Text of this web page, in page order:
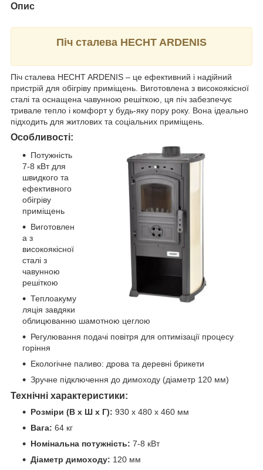
Опис
Піч сталева HECHT ARDENIS
Піч сталева HECHT ARDENIS – це ефективний і надійний
пристрій для обігріву приміщень. Виготовлена з високоякісної
сталі та оснащена чавунною решіткою, ця піч забезпечує
тривале тепло і комфорт у будь-яку пору року. Вона ідеально
підходить для житлових та соціальних приміщень.
Особливості:
Потужність
7-8 кВт для
швидкого та
ефективного
обігріву
приміщень
Виготовлен
а з
високоякісної
сталі з
чавунною
решіткою
Теплоакуму
ляція завдяки
облицюванню шамотною цеглою
Регулювання подачі повітря для оптимізації процесу
горіння
Екологічне паливо: дрова та деревні брикети
Зручне підключення до димоходу (діаметр 120 мм)
Технічні характеристики:
Розміри (В x Ш x Г): 930 x 480 x 460 мм
Вага: 64 кг
Номінальна потужність: 7-8 кВт
Діаметр димоходу: 120 мм